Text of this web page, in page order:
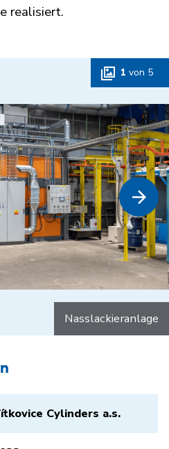
realisiert.
1 von 5
Nasslackieranlage
Cylinders a.s.